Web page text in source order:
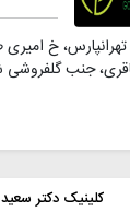
خ امیری
جنب گلفروشی شیوا، پ ۱۵۲ ،
کلینیک دکتر